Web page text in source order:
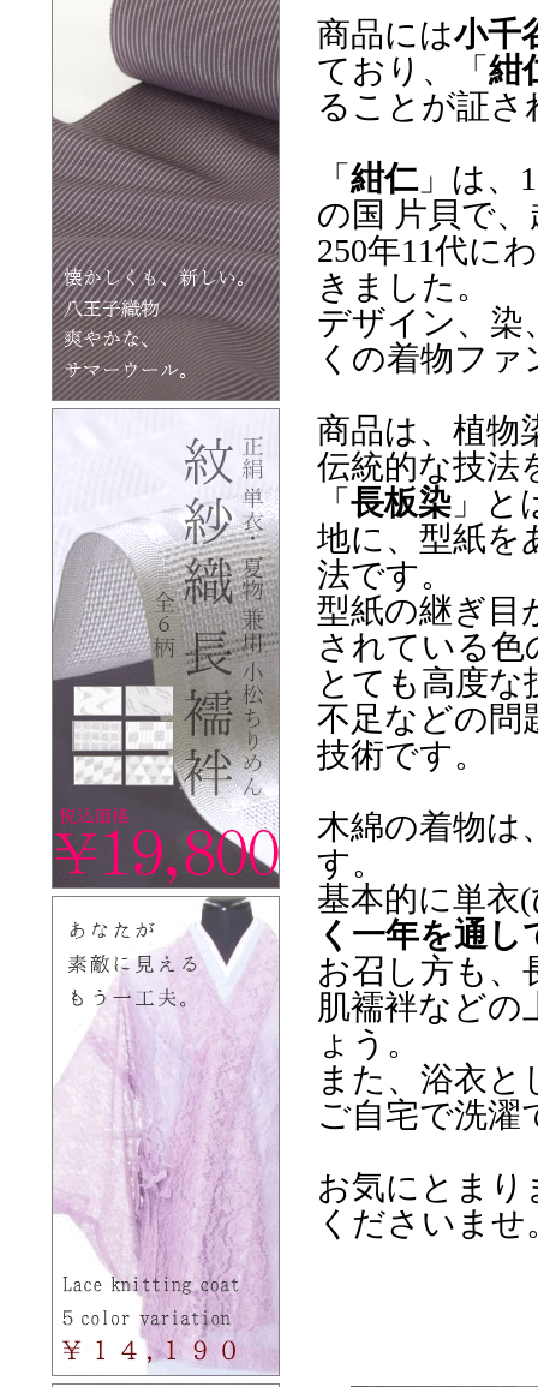
商品には小千
ており、「 紺
ることが証さ
「 紺仁」は、
の国 片貝で
250年11代に
きました。
デザイン、染
くの着物フ
商品は、植物
伝統的な技法
「 長板染」と
地に、型紙を
法です。
型紙の継ぎ目
されている色
とても高度な
不足などの問
技術です。
木綿の着物は
す。
基本的に単衣
く一年を通し
お召し方も、
肌襦袢などの
ょう。
また、浴衣
ご自宅で洗濯
お気にとまり
くださいませ